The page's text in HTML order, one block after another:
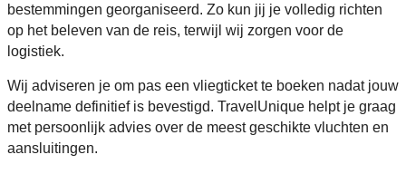
bestemmingen georganiseerd. Zo kun jij je volledig richten
op het beleven van de reis, terwijl wij zorgen voor de
logistiek.
Wij adviseren je om pas een vliegticket te boeken nadat jouw
deelname definitief is bevestigd. TravelUnique helpt je graag
met persoonlijk advies over de meest geschikte vluchten en
aansluitingen.